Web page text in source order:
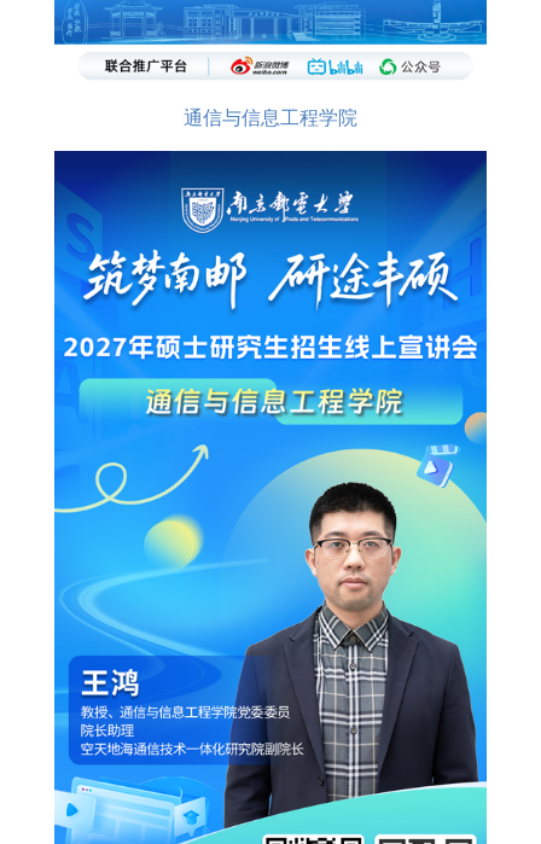
通信与信息工程学院